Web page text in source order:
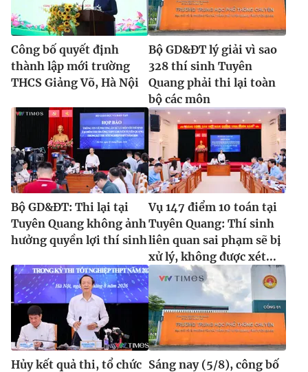
Công bố quyết định
thành lập mới trường
THCS Giảng Võ, Hà Nội
Bộ GD&ĐT lý giải vì sao
328 thí sinh Tuyên
Quang phải thi lại toàn
bộ các môn
Bộ GD&ĐT: Thi lại tại
Tuyên Quang không ảnh
hưởng quyền lợi thí sinh
Vụ 147 điểm 10 toán tại
Tuyên Quang: Thí sinh
liên quan sai phạm sẽ bị
xử lý, không được xét...
Hủy kết quả thi, tổ chức Sáng nay (5/8), công bố